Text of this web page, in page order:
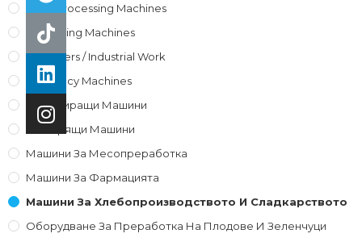
Meat Processing Machines
Packaging Machines
Palletizers / Industrial Work
Pharmacy Machines
Етикетиращи Машини
Затварящи Машини
Машини За Месопреработка
Машини За Фармацията
Машини За Хлебопроизводството И Сладкарството
Оборудване За Преработка На Плодове И Зеленчуци